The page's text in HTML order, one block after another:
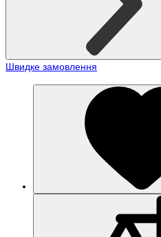
Швидке замовлення